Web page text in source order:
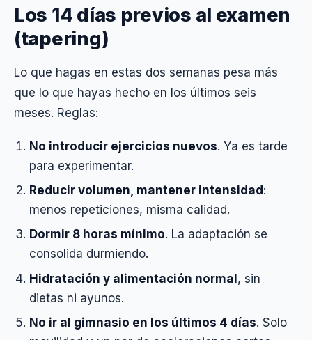
Los 14 días previos al examen
(tapering)
Lo que hagas en estas dos semanas pesa más
que lo que hayas hecho en los últimos seis
meses. Reglas:
No introducir ejercicios nuevos. Ya es tarde
para experimentar.
Reducir volumen, mantener intensidad:
menos repeticiones, misma calidad.
Dormir 8 horas mínimo. La adaptación se
consolida durmiendo.
Hidratación y alimentación normal, sin
dietas ni ayunos.
No ir al gimnasio en los últimos 4 días. Solo